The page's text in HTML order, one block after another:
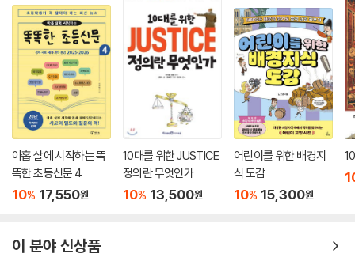
아홉 살에 시작하는 똑
똑한 초등신문 4
10% 17,550원
10대를 위한 JUSTICE
정의란 무엇인가
10% 13,500원
어린이를 위한 배경지
식 도감
10% 15,300원
이 분야 신상품